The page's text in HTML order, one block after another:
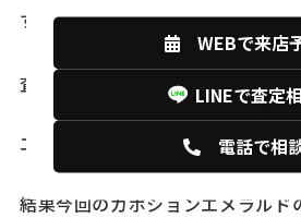
す。
査定の結果
エメラルドの価値→250,000円
結果今回のカボションエメラルド
WEBで来店
LINEで査定
電話で相